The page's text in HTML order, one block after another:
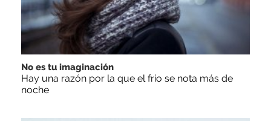
No es tu imaginación
Hay una razón por la que el frío se nota más de
noche